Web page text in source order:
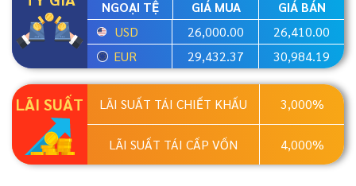
NGOẠI TỆ
GIÁ MUA
GIÁ BÁN
USD
26,000.00
26,410.00
EUR
29,432.37 30,984.19
LÃI SUẤT LÃI SUẤT TÁI CHIẾT KHẤU 3,000%
LÃI SUẤT TÁI CẤP VỐN 4,000%